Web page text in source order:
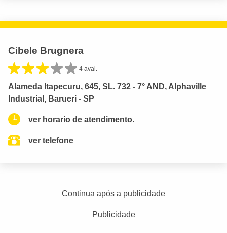
Cibele Brugnera
4 aval.
Alameda Itapecuru, 645, SL. 732 - 7° AND, Alphaville
Industrial, Barueri - SP
ver horario de atendimento.
ver telefone
Continua após a publicidade
Publicidade